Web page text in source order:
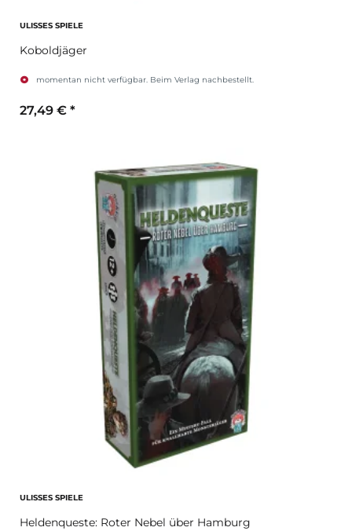
ULISSES SPIELE
Koboldjäger
momentan nicht verfügbar. Beim Verlag nachbestellt.
27,49 € *
ULISSES SPIELE
Heldenqueste: Roter Nebel über Hamburg